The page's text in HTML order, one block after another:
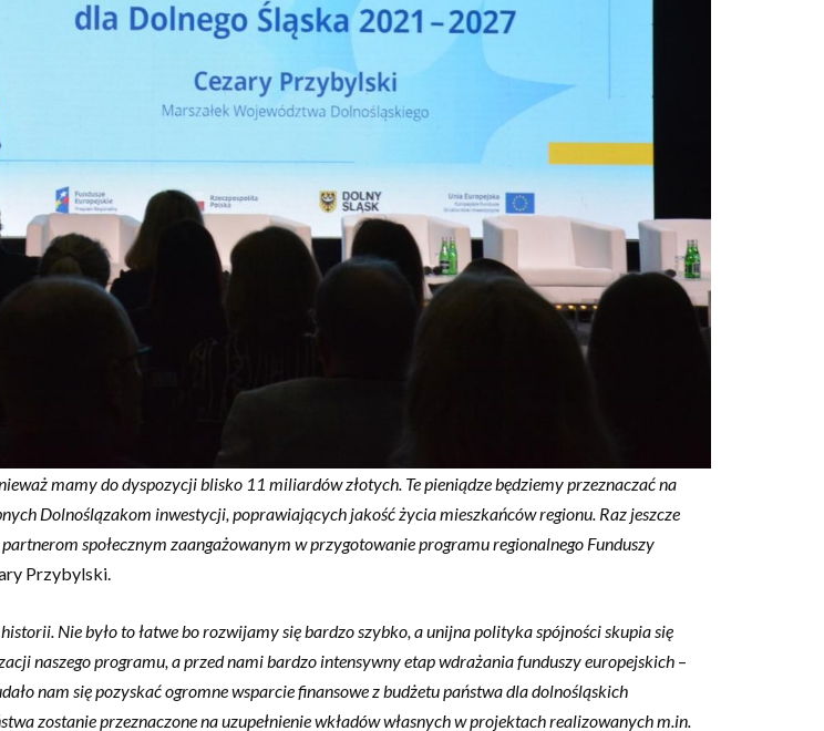
mamy do dyspozycji blisko 11 miliardów złotych. Te pieniądze będziemy przeznaczać na
Dolnoślązakom inwestycji, poprawiających jakość życia mieszkańców regionu. Raz jeszcze
społecznym zaangażowanym w przygotowanie programu regionalnego Funduszy
Przybylski.
Nie było to łatwe bo rozwijamy się bardzo szybko, a unijna polityka spójności skupia się
naszego programu, a przed nami bardzo intensywny etap wdrażania funduszy europejskich –
nam się pozyskać ogromne wsparcie finansowe z budżetu państwa dla dolnośląskich
zostanie przeznaczone na uzupełnienie wkładów własnych w projektach realizowanych m.in.